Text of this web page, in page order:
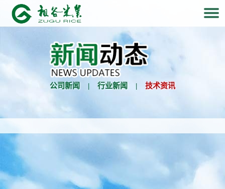
公司新闻 | 行业新闻 | 技术资讯